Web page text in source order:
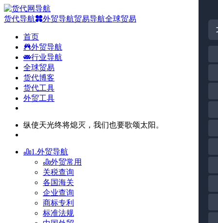
货代导航 外贸导航贸易导航全球贸易
首页
外贸导航
行业导航
全球贸易
货代博客
货代工具
外贸工具
纵使天光终将熄灭，我们也要歌颂太阳。
1.外贸导航
外贸常用
关税查询
各国海关
企业查询
商标专利
标准法规